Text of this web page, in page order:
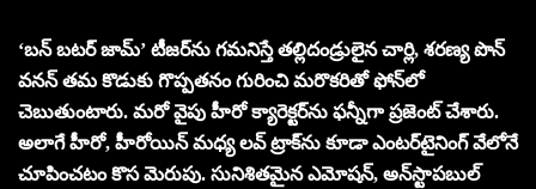
‘బ‌న్ బ‌ట‌ర్ జామ్‌’ టీజ‌ర్‌ను గ‌మ‌నిస్తే త‌ల్లిదండ్రులైన చార్లి, శ‌రణ్య పొన్
వ‌న‌న్ తమ కొడుకు గొప్ప‌త‌నం గురించి మ‌రొక‌రితో ఫోన్‌లో
చెబుతుంటారు. మ‌రో వైపు హీరో క్యారెక్ట‌ర్‌ను ఫ‌న్నీగా ప్ర‌జెంట్ చేశారు.
అలాగే హీరో, హీరోయిన్ మ‌ధ్య ల‌వ్ ట్రాక్‌ను కూడా ఎంట‌ర్‌టైనింగ్ వేలోనే
చూపించ‌టం కొస మెరుపు. సునిశిత‌మైన ఎమోష‌న్‌, అన్‌స్టాప‌బుల్